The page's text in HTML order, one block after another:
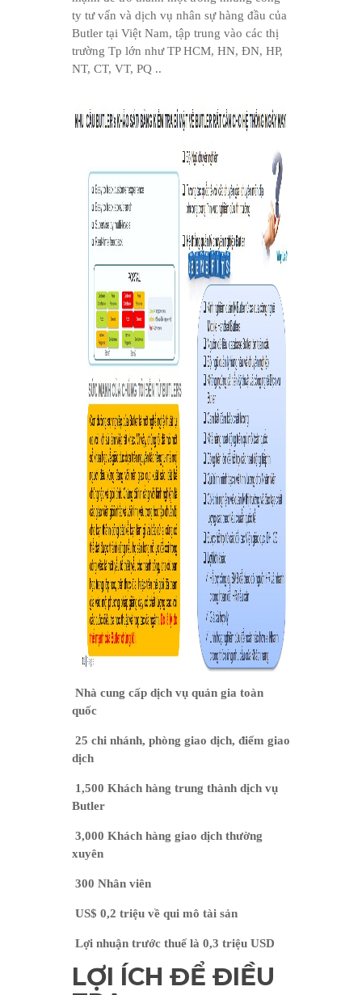
ty tư vấn và dịch vụ nhân sự hàng đầu của
Butler tại Việt Nam, tập trung vào các thị
trường Tp lớn như TP HCM, HN, ĐN, HP,
NT, CT, VT, PQ ..
Nhà cung cấp dịch vụ quản gia toàn
quốc
25 chi nhánh, phòng giao dịch, điểm giao
dịch
1,500 Khách hàng trung thành dịch vụ
Butler
3,000 Khách hàng giao dịch thường
xuyên
300 Nhân viên
US$ 0,2 triệu về qui mô tài sản
Lợi nhuận trước thuế là 0,3 triệu USD
LỢI ÍCH ĐỂ ĐIỀU